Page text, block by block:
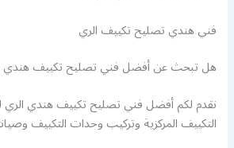
فني هندي تصليح تكييف الري
هل تبحث عن أفضل فني تصليح تكييف هندي
نقدم لكم أفضل فني تصليح تكييف هندي
التكييف المركزية وتركيب وحدات التكييف